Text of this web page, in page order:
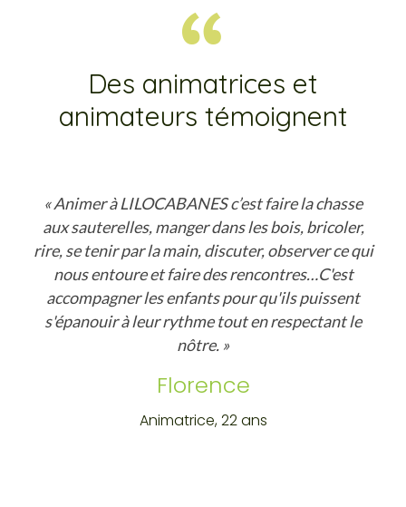
Des animatrices et
animateurs témoignent
« Animer à LILOCABANES c’est faire la chasse
aux sauterelles, manger dans les bois, bricoler,
rire, se tenir par la main, discuter, observer ce qui
nous entoure et faire des rencontres…C'est
accompagner les enfants pour qu'ils puissent
s'épanouir à leur rythme tout en respectant le
nôtre. »
Florence
Animatrice, 22 ans